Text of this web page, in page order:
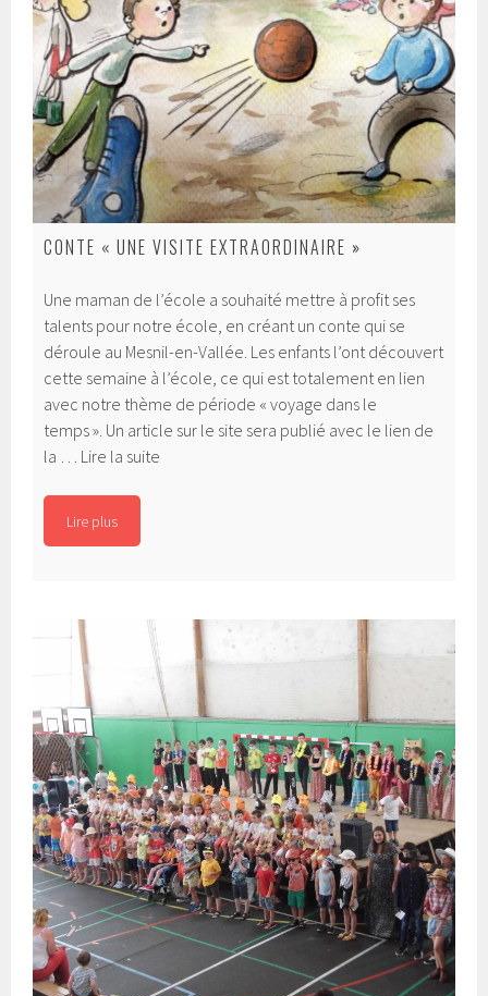
CONTE « UNE VISITE EXTRAORDINAIRE »
Une maman de l’école a souhaité mettre à profit ses
talents pour notre école, en créant un conte qui se
déroule au Mesnil-en-Vallée. Les enfants l’ont découvert
cette semaine à l’école, ce qui est totalement en lien
avec notre thème de période « voyage dans le
temps ». Un article sur le site sera publié avec le lien de
la … Lire la suite
Lire plus